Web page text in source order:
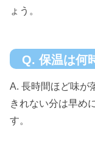
ょう。
Q. 保温は何
A. 長時間ほど味が
きれない分は早め
す。